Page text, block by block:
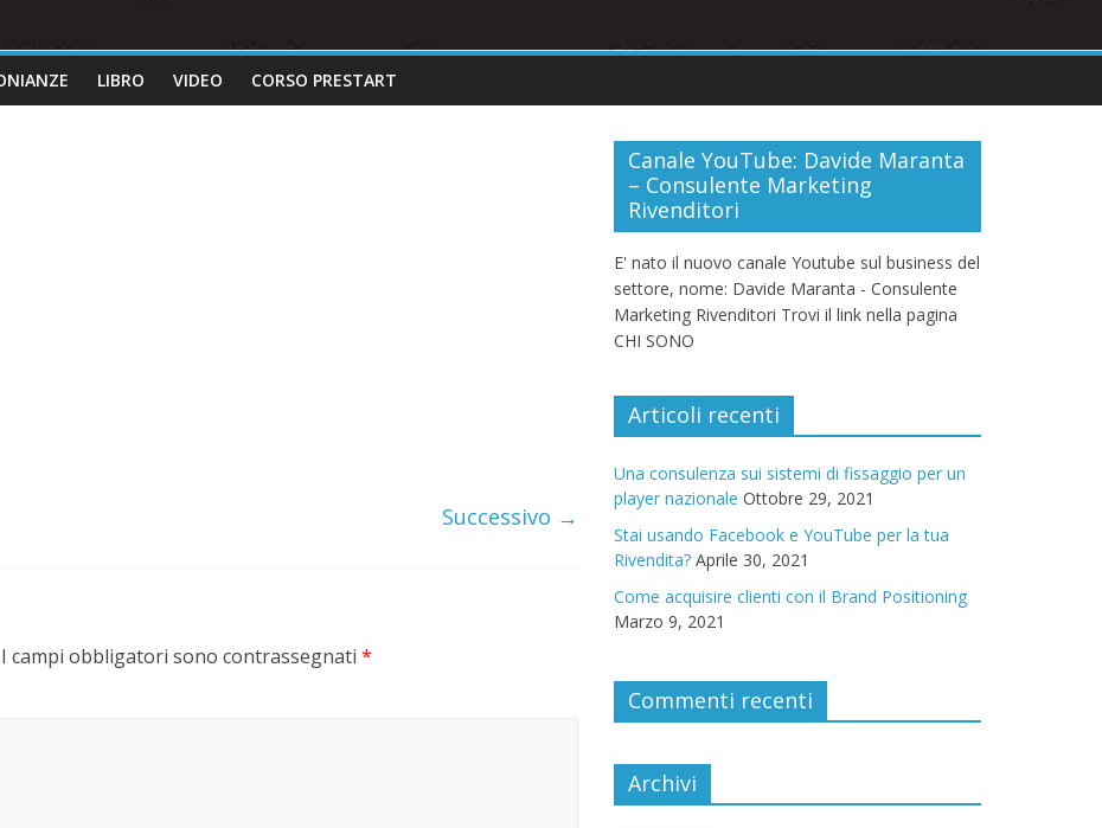
LIBRO VIDEO CORSO PRESTART
Successivo →
I campi obbligatori sono contrassegnati *
Canale YouTube: Davide Maranta
– Consulente Marketing
Rivenditori
E' nato il nuovo canale Youtube sul business del
settore, nome: Davide Maranta - Consulente
Marketing Rivenditori Trovi il link nella pagina
CHI SONO
Articoli recenti
Una consulenza sui sistemi di fissaggio per un
player nazionale Ottobre 29, 2021
Stai usando Facebook e YouTube per la tua
Rivendita? Aprile 30, 2021
Come acquisire clienti con il Brand Positioning
Marzo 9, 2021
Commenti recenti
Archivi